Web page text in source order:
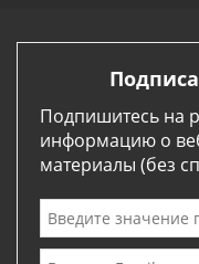
Подпишитесь на
информацию о
материалы (без